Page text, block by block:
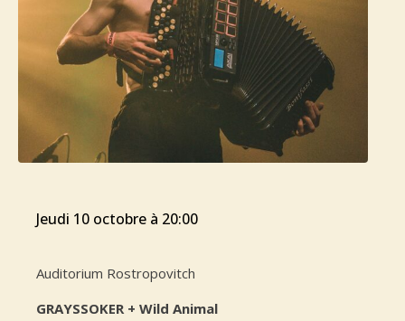
jeudi 10 octobre à 20:00
Auditorium Rostropovitch
GRAYSSOKER + Wild Animal